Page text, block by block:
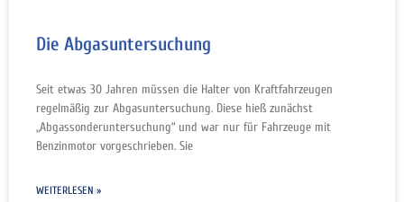
Die Abgasuntersuchung
Seit etwas 30 Jahren müssen die Halter von Kraftfahrzeugen
regelmäßig zur Abgasuntersuchung. Diese hieß zunächst
„Abgassonderuntersuchung“ und war nur für Fahrzeuge mit
Benzinmotor vorgeschrieben. Sie
WEITERLESEN »